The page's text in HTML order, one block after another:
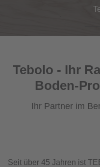
Tebolo - Ihr
Boden-
Ihr Partner im
Seit über 45 Jahren ist